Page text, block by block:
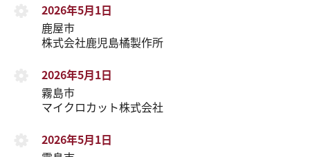
2026年5月1日
鹿屋市
株式会社鹿児島橘製作所
2026年5月1日
霧島市
マイクロカット株式会社
2026年5月1日